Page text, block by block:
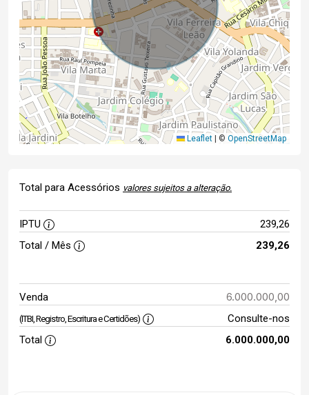
Leaflet | © OpenStreetMap
Total para Acessórios valores sujeitos a alteração.
IPTU
239,26
Total / Mês
239,26
Venda 6.000.000,00
(ITBI, Registro, Escritura e Certidões)
Consulte-nos
Total
6.000.000,00